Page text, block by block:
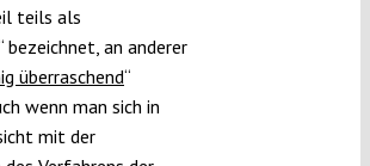
teils als
bezeichnet, an anderer
überraschend“
wenn man sich in
mit der